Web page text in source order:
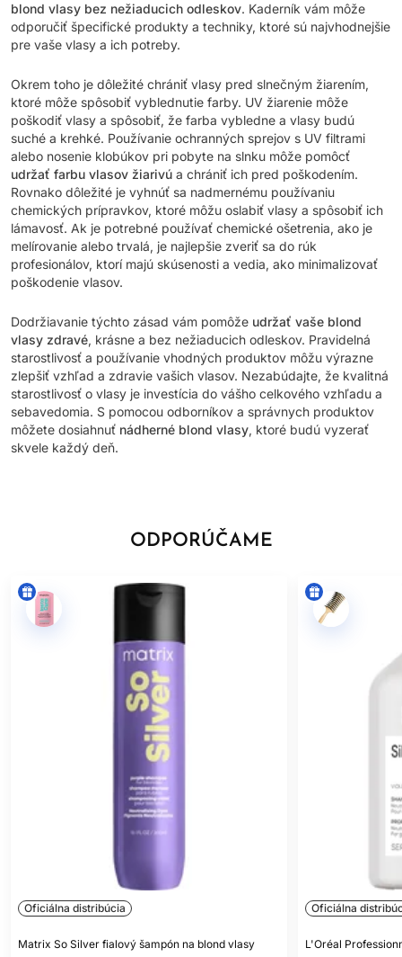
blond vlasy bez nežiaducich odleskov. Kaderník vám môže
odporučiť špecifické produkty a techniky, ktoré sú najvhodnejšie
pre vaše vlasy a ich potreby.
Okrem toho je dôležité chrániť vlasy pred slnečným žiarením,
ktoré môže spôsobiť vyblednutie farby. UV žiarenie môže
poškodiť vlasy a spôsobiť, že farba vybledne a vlasy budú
suché a krehké. Používanie ochranných sprejov s UV filtrami
alebo nosenie klobúkov pri pobyte na slnku môže pomôcť
udržať farbu vlasov žiarivú a chrániť ich pred poškodením.
Rovnako dôležité je vyhnúť sa nadmernému používaniu
chemických prípravkov, ktoré môžu oslabiť vlasy a spôsobiť ich
lámavosť. Ak je potrebné používať chemické ošetrenia, ako je
melírovanie alebo trvalá, je najlepšie zveriť sa do rúk
profesionálov, ktorí majú skúsenosti a vedia, ako minimalizovať
poškodenie vlasov.
Dodržiavanie týchto zásad vám pomôže udržať vaše blond
vlasy zdravé, krásne a bez nežiaducich odleskov. Pravidelná
starostlivosť a používanie vhodných produktov môžu výrazne
zlepšiť vzhľad a zdravie vašich vlasov. Nezabúdajte, že kvalitná
starostlivosť o vlasy je investícia do vášho celkového vzhľadu a
sebavedomia. S pomocou odborníkov a správnych produktov
môžete dosiahnuť nádherné blond vlasy, ktoré budú vyzerať
skvele každý deň.
ODPORÚČAME
Oficiálna distribúcia
Matrix So Silver fialový šampón na blond vlasy
Oficiálna
L'Oréal